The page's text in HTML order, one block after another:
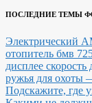
ПОСЛЕДНИЕ ТЕМЫ
Электрический
отопитель бмв
дисплее скорость
ружья для охоты
Подскажите, где